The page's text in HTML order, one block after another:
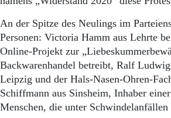
Start
Wer wir sind
Aktuelle
Abonnenten-
Abonnent
Abo Prämien
Archiv
Mediadaten
An der Spitze des Neulings im
Personen: Victoria Hamm aus Lehrte
Online-Projekt zur
Backwarenhandel betreibt, Ralf
Leipzig und der Hals-Nasen-Ohren-
Schiffmann aus Sinsheim, Inhaber
Menschen, die unter Schwindelanfällen